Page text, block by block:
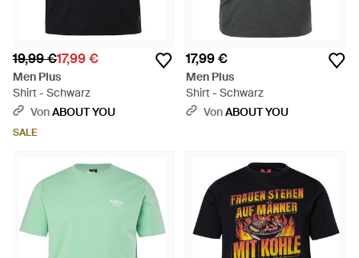
19,99 €17,99 €
Men Plus
Shirt - Schwarz
VonABOUT YOU
SALE
17,99 €
Men Plus
Shirt - Schwarz
VonABOUT YOU